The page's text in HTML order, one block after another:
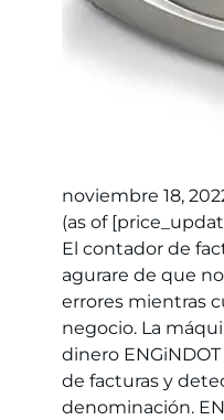
noviembre 18,
(as of
El contador de
agurare de que
errores mientras
negocio. La
dinero
de facturas y
denominación.